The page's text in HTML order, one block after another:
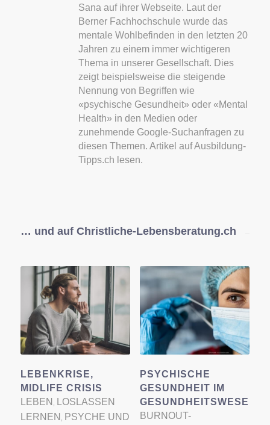
Sana auf ihrer Webseite. Laut der
Berner Fachhochschule wurde das
mentale Wohlbefinden in den letzten 20
Jahren zu einem immer wichtigeren
Thema in unserer Gesellschaft. Dies
zeigt beispielsweise die steigende
Nennung von Begriffen wie
«psychische Gesundheit» oder «Mental
Health» in den Medien oder
zunehmende Google-Suchanfragen zu
diesen Themen. Artikel auf Ausbildung-
Tipps.ch lesen.
… und auf Christliche-Lebensberatung.ch
LEBENKRISE,
MIDLIFE CRISIS
LEBEN
LOSLASSEN
LERNEN
PSYCHE UND
PSYCHISCHE
GESUNDHEIT IM
GESUNDHEITSWESEN
BURNOUT-